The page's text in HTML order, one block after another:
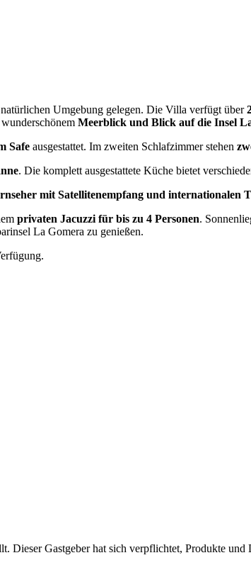
Umgebung gelegen. Die Villa verfügt über
Meerblick und Blick auf die Insel
Safe ausgestattet. Im zweiten Schlafzimmer stehen
. Die komplett ausgestattete Küche bietet
mit Satellitenempfang und internationalen
privaten Jacuzzi für bis zu 4 Personen.
La Gomera zu genießen.
Dieser Gastgeber hat sich verpflichtet, Produkte